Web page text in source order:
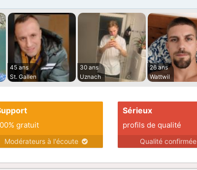
45 ans
St. Gallen
30 ans
Uznach
26 ans
Wattwil
gratuit
Modérateurs à l'écoute
Sérieux
profils de qualité
Qualité confirmée